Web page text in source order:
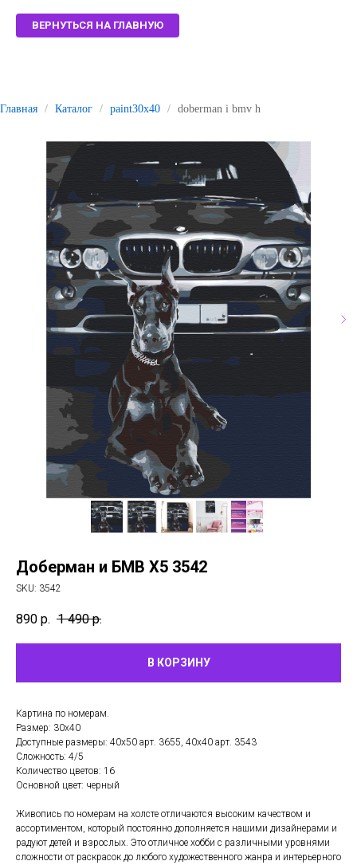
ВЕРНУТЬСЯ НА ГЛАВНУЮ
Главная / Каталог / paint30x40 / doberman i bmv h
Доберман и БМВ Х5 3542
SKU: 3542
890 р. 1 490 р.
В КОРЗИНУ
Картина по номерам.
Размер: 30х40
Доступные размеры: 40х50 арт. 3655, 40х40 арт. 3543
Сложность: 4/5
Количество цветов: 16
Основной цвет: черный
Живопись по номерам на холсте отличаются высоким качеством и
ассортиментом, который постоянно дополняется нашими дизайнерами и
радуют детей и взрослых. Это отличное хобби с различными уровнями
сложности от раскрасок до любого художественного жанра и интерьерного